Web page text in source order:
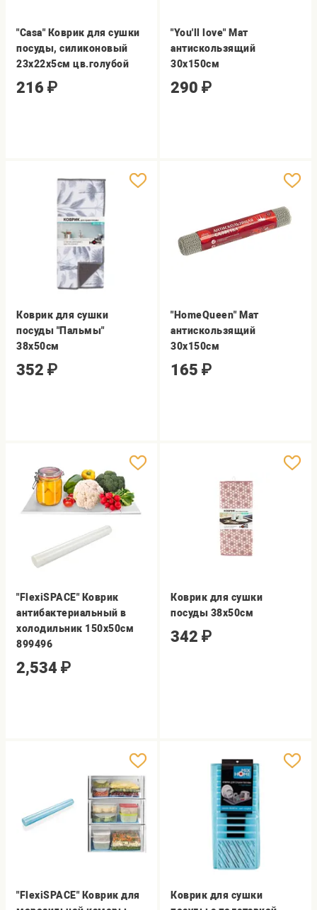
"Casa" Коврик для сушки
посуды, силиконовый
23х22х5см цв.голубой
216 ₽
"You'll love" Мат
антискользящий
30х150см
290 ₽
Коврик для сушки
посуды "Пальмы"
38х50см
352 ₽
"HomeQueen" Мат
антискользящий
30х150см
165 ₽
"FlexiSPACE" Коврик
антибактериальный в
холодильник 150х50см
899496
2,534 ₽
Коврик для сушки
посуды 38х50см
342 ₽
"FlexiSPACE" Коврик для
Коврик для сушки